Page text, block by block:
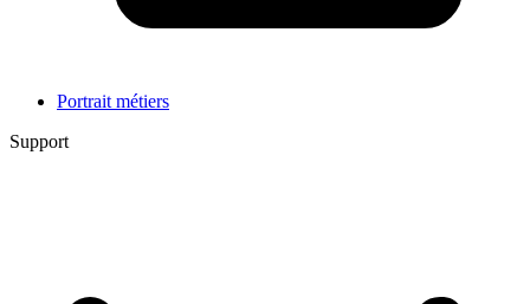
Portrait métiers
Support